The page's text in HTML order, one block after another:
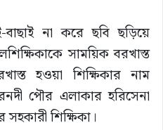
বাছাই না করে ছবি ছড়িয়ে
সাময়িক বরখাস্ত
হওয়া শিক্ষিকার নাম
পৌর এলাকার হরিসেনা
সহকারী শিক্ষিকা।